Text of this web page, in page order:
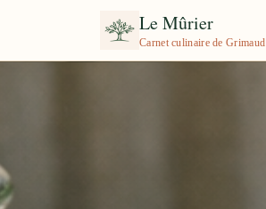
Le Mûrier
Carnet culinaire de Grimaud